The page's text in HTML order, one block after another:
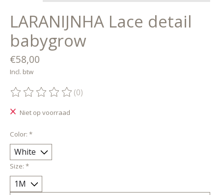
LARANIJNHA Lace detail
babygrow
€58,00
Incl. btw
De beoordeling van dit product is
(0)
Niet op voorraad
Color: *
Size: *